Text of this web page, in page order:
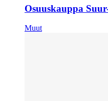
Osuuskauppa
Muut